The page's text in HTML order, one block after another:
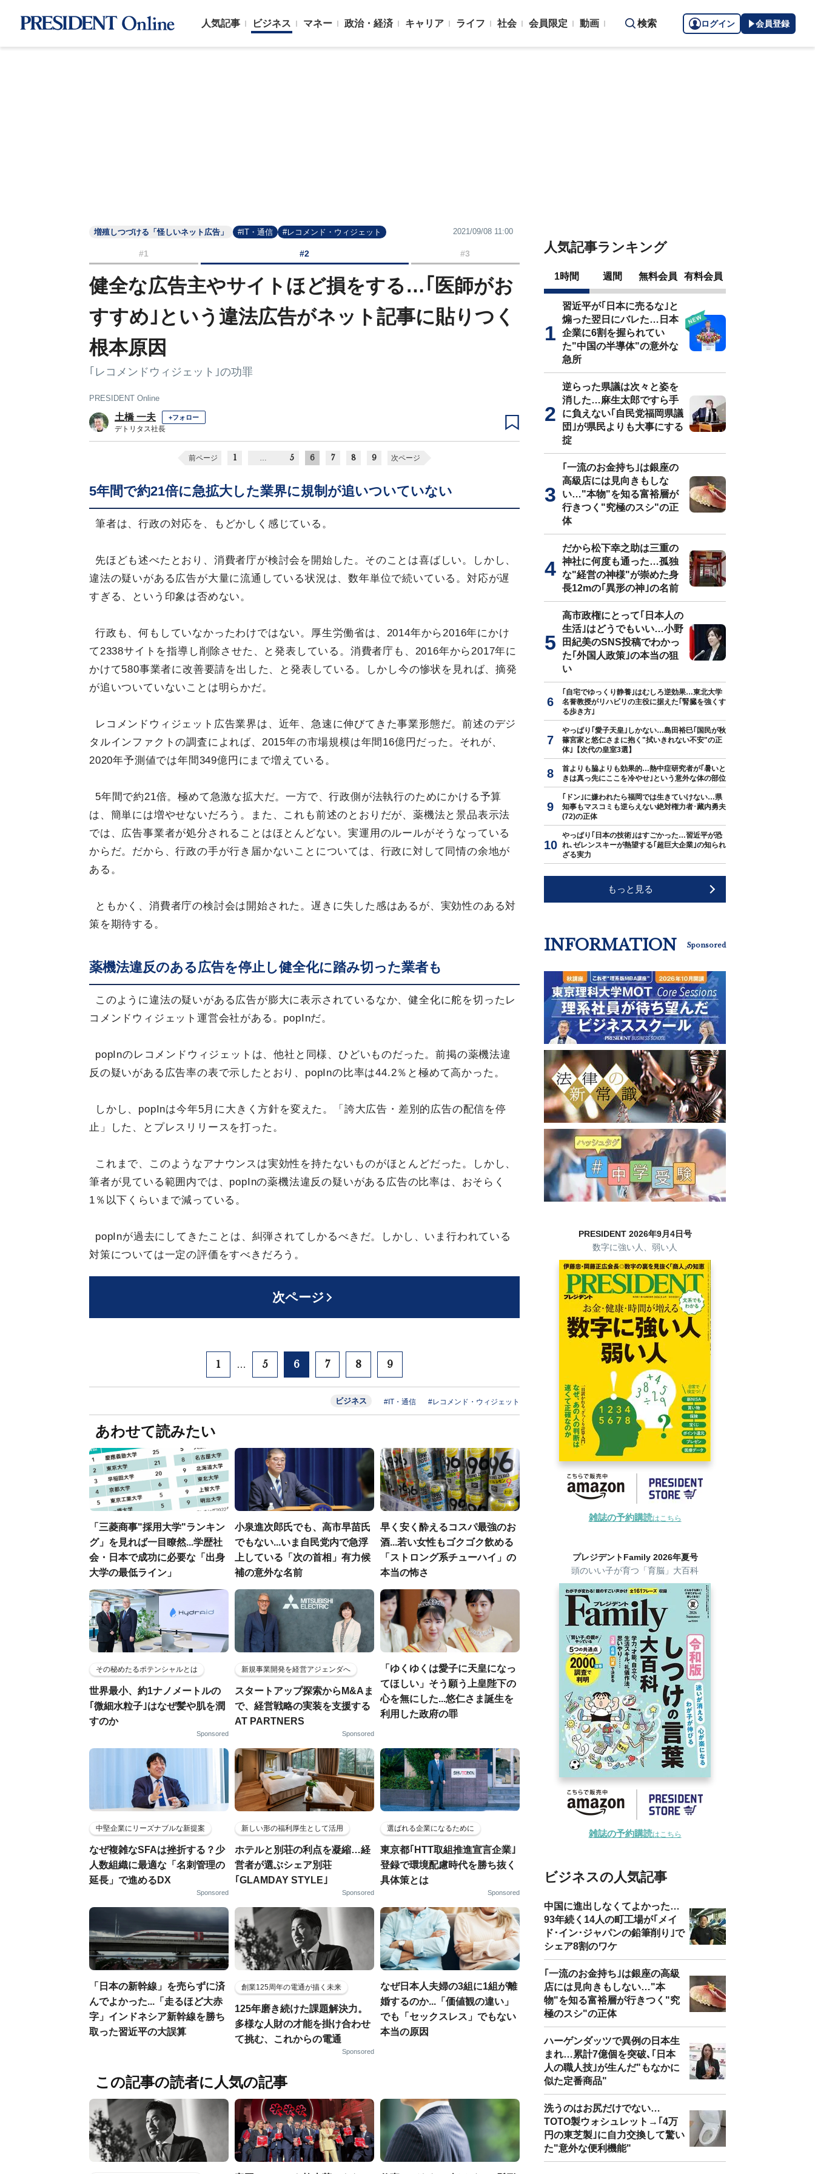
人気記事 ビジネス マネー 政治・経済 キャリア ライフ 社会 会員限定 動画 検索 ログイン 会員登録
増殖しつづける「怪しいネット広告」 #IT・通信 #レコメンド・ウィジェット 2021/09/08 11:00
#1 #2 #3
健全な広告主やサイトほど損をする…｢医師がお
すすめ｣という違法広告がネット記事に貼りつく
根本原因
｢レコメンドウィジェット｣の功罪
PRESIDENT Online
土橋 一夫 +フォロー
デトリタス社長
前ページ 1 … 5 6 7 8 9 次ページ
5年間で約21倍に急拡大した業界に規制が追いついていない
筆者は、行政の対応を、もどかしく感じている。
先ほども述べたとおり、消費者庁が検討会を開始した。そのことは喜ばしい。しかし、
違法の疑いがある広告が大量に流通している状況は、数年単位で続いている。対応が遅
すぎる、という印象は否めない。
行政も、何もしていなかったわけではない。厚生労働省は、2014年から2016年にかけ
て2338サイトを指導し削除させた、と発表している。消費者庁も、2016年から2017年に
かけて580事業者に改善要請を出した、と発表している。しかし今の惨状を見れば、摘発
が追いついていないことは明らかだ。
レコメンドウィジェット広告業界は、近年、急速に伸びてきた事業形態だ。前述のデジ
タルインファクトの調査によれば、2015年の市場規模は年間16億円だった。それが、
2020年予測値では年間349億円にまで増えている。
5年間で約21倍。極めて急激な拡大だ。一方で、行政側が法執行のためにかける予算
は、簡単には増やせないだろう。また、これも前述のとおりだが、薬機法と景品表示法
では、広告事業者が処分されることはほとんどない。実運用のルールがそうなっている
からだ。だから、行政の手が行き届かないことについては、行政に対して同情の余地が
ある。
ともかく、消費者庁の検討会は開始された。遅きに失した感はあるが、実効性のある対
策を期待する。
薬機法違反のある広告を停止し健全化に踏み切った業者も
このように違法の疑いがある広告が膨大に表示されているなか、健全化に舵を切ったレ
コメンドウィジェット運営会社がある。popInだ。
popInのレコメンドウィジェットは、他社と同様、ひどいものだった。前掲の薬機法違
反の疑いがある広告率の表で示したとおり、popInの比率は44.2％と極めて高かった。
しかし、popInは今年5月に大きく方針を変えた。「誇大広告・差別的広告の配信を停
止」した、とプレスリリースを打った。
これまで、このようなアナウンスは実効性を持たないものがほとんどだった。しかし、
筆者が見ている範囲内では、popInの薬機法違反の疑いがある広告の比率は、おそらく
1％以下くらいまで減っている。
popInが過去にしてきたことは、糾弾されてしかるべきだ。しかし、いま行われている
対策については一定の評価をすべきだろう。
次ページ
1 … 5 6 7 8 9
ビジネス #IT・通信 #レコメンド・ウィジェット
あわせて読みたい
「三菱商事"採用大学"ランキン
グ」を見れば一目瞭然...学歴社
会・日本で成功に必要な「出身
大学の最低ライン」
小泉進次郎氏でも、高市早苗氏
でもない...いま自民党内で急浮
上している「次の首相」有力候
補の意外な名前
早く安く酔えるコスパ最強のお
酒...若い女性もゴクゴク飲める
「ストロング系チューハイ」の
本当の怖さ
その秘めたるポテンシャルとは
世界最小、約1ナノメートルの
｢微細水粒子｣はなぜ髪や肌を潤
すのか
Sponsored
新規事業開発を経営アジェンダへ
スタートアップ探索からM&Aま
で、経営戦略の実装を支援する
AT PARTNERS
Sponsored
「ゆくゆくは愛子に天皇になっ
てほしい」そう願う上皇陛下の
心を無にした...悠仁さま誕生を
利用した政府の罪
中堅企業にリーズナブルな新提案
なぜ複雑なSFAは挫折する？少
人数組織に最適な「名刺管理の
延長」で進めるDX
Sponsored
新しい形の福利厚生として活用
ホテルと別荘の利点を凝縮…経
営者が選ぶシェア別荘
｢GLAMDAY STYLE｣
Sponsored
選ばれる企業になるために
東京都｢HTT取組推進宣言企業｣
登録で環境配慮時代を勝ち抜く
具体策とは
Sponsored
「日本の新幹線」を売らずに済
んでよかった...「走るほど大赤
字」インドネシア新幹線を勝ち
取った習近平の大誤算
創業125周年の電通が描く未来
125年磨き続けた課題解決力。
多様な人財の才能を掛け合わせ
て挑む、これからの電通
Sponsored
なぜ日本人夫婦の3組に1組が離
婚するのか...「価値観の違い」
でも「セックスレス」でもない
本当の原因
この記事の読者に人気の記事
人気記事ランキング
1時間 週間 無料会員 有料会員
習近平が｢日本に売るな｣と
煽った翌日にバレた…日本
企業に6割を握られてい
た"中国の半導体"の意外な
急所
逆らった県議は次々と姿を
消した…麻生太郎ですら手
に負えない｢自民党福岡県議
団｣が県民よりも大事にする
掟
｢一流のお金持ち｣は銀座の
高級店には見向きもしな
い…"本物"を知る富裕層が
行きつく"究極のスシ"の正
体
だから松下幸之助は三重の
神社に何度も通った…孤独
な"経営の神様"が崇めた身
長12mの｢異形の神｣の名前
高市政権にとって｢日本人の
生活｣はどうでもいい…小野
田紀美のSNS投稿でわかっ
た｢外国人政策｣の本当の狙
い
｢自宅でゆっくり静養｣はむしろ逆効果…東北大学
名誉教授がリハビリの主役に据えた｢腎臓を強くす
る歩き方｣
やっぱり｢愛子天皇｣しかない…島田裕巳｢国民が秋
篠宮家と悠仁さまに抱く"拭いきれない不安"の正
体｣【次代の皇室3選】
首よりも脇よりも効果的…熱中症研究者が｢暑いと
きは真っ先にここを冷やせ｣という意外な体の部位
｢ドン｣に嫌われたら福岡では生きていけない…県
知事もマスコミも逆らえない絶対権力者･藏内勇夫
(72)の正体
やっぱり｢日本の技術｣はすごかった…習近平が恐
れ､ゼレンスキーが熱望する｢超巨大企業｣の知られ
ざる実力
もっと見る
INFORMATION Sponsored
PRESIDENT 2026年9月4日号
数字に強い人、弱い人
雑誌の予約購読はこちら
プレジデントFamily 2026年夏号
頭のいい子が育つ「育脳」大百科
雑誌の予約購読はこちら
ビジネスの人気記事
中国に進出しなくてよかった…
93年続く14人の町工場が｢メイ
ド･イン･ジャパンの鉛筆削り｣で
シェア8割のワケ
｢一流のお金持ち｣は銀座の高級
店には見向きもしない…"本
物"を知る富裕層が行きつく"究
極のスシ"の正体
ハーゲンダッツで異例の日本生
まれ…累計7億個を突破､｢日本
人の職人技｣が生んだ"もなかに
似た定番商品"
洗うのはお尻だけでない…
TOTO製ウォシュレット→｢4万
円の東芝製｣に自力交換して驚い
た"意外な便利機能"